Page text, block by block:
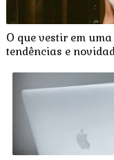
O que vestir em
tendências e